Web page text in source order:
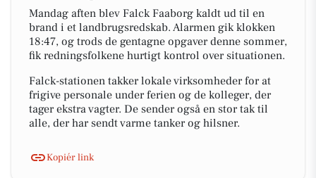
Mandag aften blev Falck Faaborg kaldt ud til en
brand i et landbrugsredskab. Alarmen gik klokken
18:47, og trods de gentagne opgaver denne sommer,
fik redningsfolkene hurtigt kontrol over situationen.
Falck-stationen takker lokale virksomheder for at
frigive personale under ferien og de kolleger, der
tager ekstra vagter. De sender også en stor tak til
alle, der har sendt varme tanker og hilsner.
Kopiér link